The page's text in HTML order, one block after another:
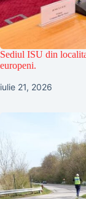
Sediul ISU din
europeni.
iulie 21, 2026